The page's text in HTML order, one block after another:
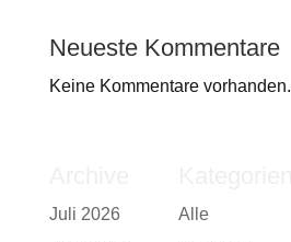
Neueste Kommentare
Keine Kommentare vorhanden.
Juli 2026 Alle